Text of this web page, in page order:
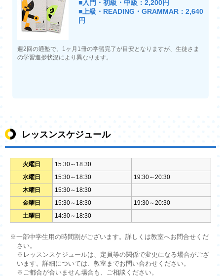
■入門・初級・中級：2,200円
■上級・READING・GRAMMAR：2,640
円
週2回の通塾で、1ヶ月1冊の学習完了が目安となりますが、生徒さま
の学習進捗状況により異なります。
レッスンスケジュール
火曜日
15:30～18:30
水曜日
15:30～18:30
19:30～20:30
木曜日
15:30～18:30
金曜日
15:30～18:30
19:30～20:30
土曜日
14:30～18:30
※一部中学生用の時間割がございます。詳しくは教室へお問合せくだ
さい。
※レッスンスケジュールは、定員等の関係で変更になる場合がござ
います。詳細については、教室までお問い合わせください。
※ご都合が合いません場合も、ご相談ください。